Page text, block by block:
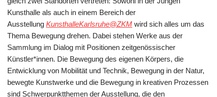
Kunsthalle als auch in einem Bereich der
Ausstellung KunsthalleKarlsruhe@ZKM wird sich alles um das
Thema Bewegung drehen. Dabei stehen Werke aus der
Sammlung im Dialog mit Positionen zeitgenössischer
Künstler*innen. Die Bewegung des eigenen Körpers, die
Entwicklung von Mobilität und Technik, Bewegung in der Natur,
bewegte Kunstwerke und die Bewegung in kreativen Prozessen
sind Schwerpunktthemen der Ausstellung, die den